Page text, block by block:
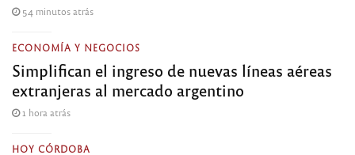
54 minutos atrás
ECONOMÍA Y NEGOCIOS
Simplifican el ingreso de nuevas líneas aéreas
extranjeras al mercado argentino
1 hora atrás
HOY CÓRDOBA